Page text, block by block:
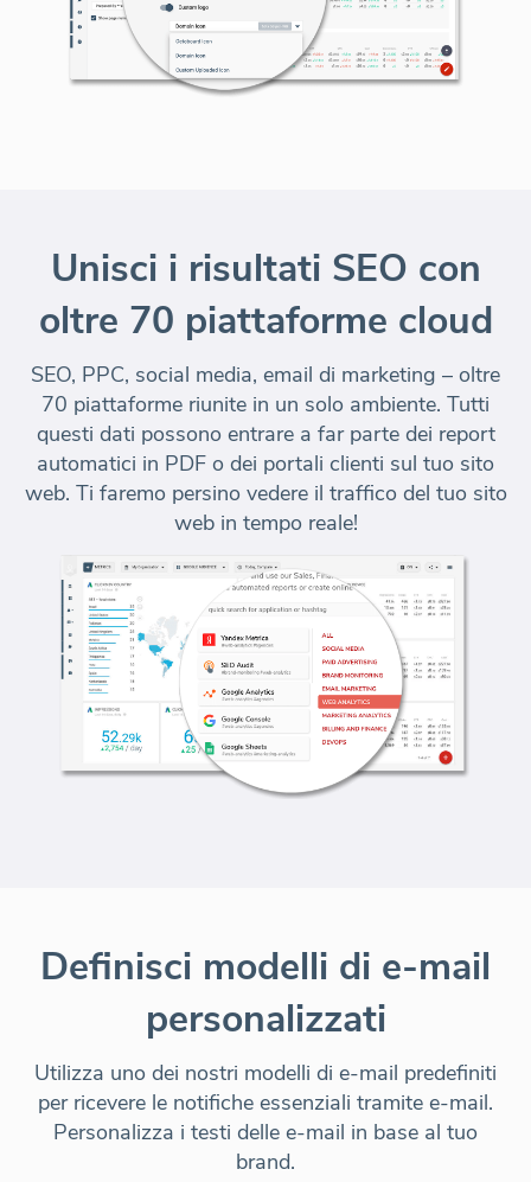
Unisci i risultati SEO con
oltre 70 piattaforme cloud
SEO, PPC, social media, email di marketing – oltre
70 piattaforme riunite in un solo ambiente. Tutti
questi dati possono entrare a far parte dei report
automatici in PDF o dei portali clienti sul tuo sito
web. Ti faremo persino vedere il traffico del tuo sito
web in tempo reale!
Definisci modelli di e-mail
personalizzati
Utilizza uno dei nostri modelli di e-mail predefiniti
per ricevere le notifiche essenziali tramite e-mail.
Personalizza i testi delle e-mail in base al tuo
brand.